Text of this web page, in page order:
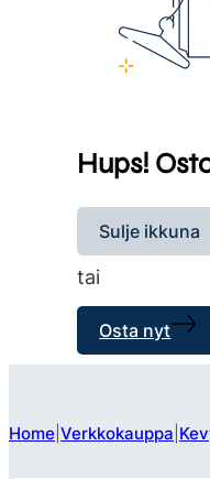
Hups!
Sulje ikkuna
tai
Osta nyt
Home Verkkokauppa